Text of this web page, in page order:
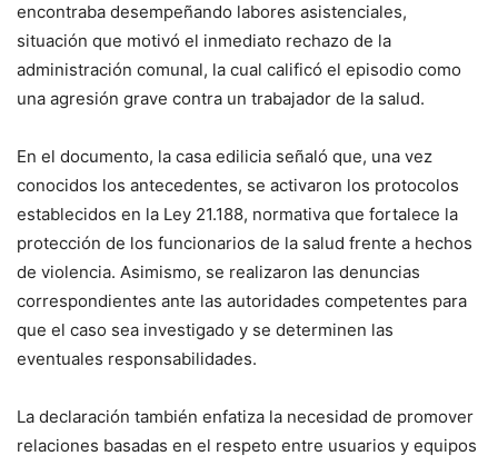
encontraba desempeñando labores asistenciales,
situación que motivó el inmediato rechazo de la
administración comunal, la cual calificó el episodio como
una agresión grave contra un trabajador de la salud.
En el documento, la casa edilicia señaló que, una vez
conocidos los antecedentes, se activaron los protocolos
establecidos en la Ley 21.188, normativa que fortalece la
protección de los funcionarios de la salud frente a hechos
de violencia. Asimismo, se realizaron las denuncias
correspondientes ante las autoridades competentes para
que el caso sea investigado y se determinen las
eventuales responsabilidades.
La declaración también enfatiza la necesidad de promover
relaciones basadas en el respeto entre usuarios y equipos